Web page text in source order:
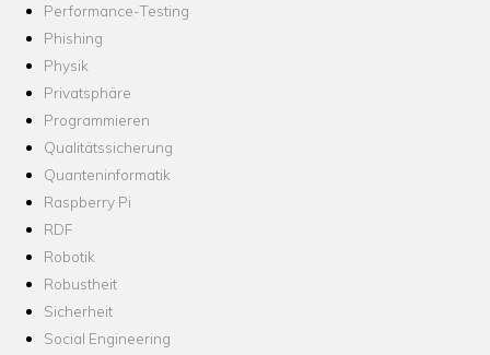
Performance-Testing
Phishing
Physik
Privatsphäre
Programmieren
Qualitätssicherung
Quanteninformatik
Raspberry Pi
RDF
Robotik
Robustheit
Sicherheit
Social Engineering